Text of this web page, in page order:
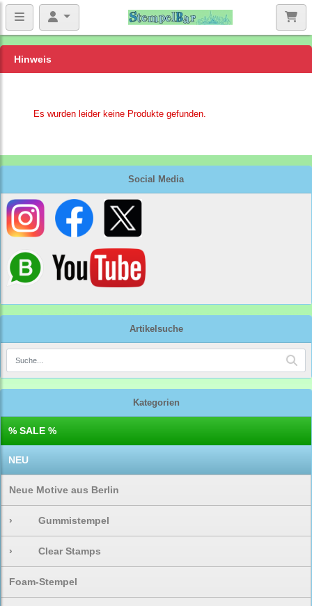
Social Media
Artikelsuche
Kategorien
% SALE %
NEU
Neue Motive aus Berlin
› Gummistempel
› Clear Stamps
Foam-Stempel
Hinweis
Es wurden leider keine Produkte gefunden.